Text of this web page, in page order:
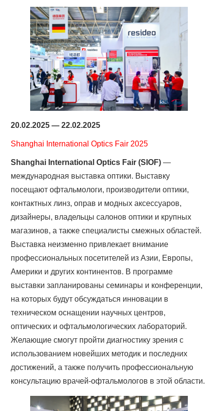
20.02.2025 — 22.02.2025
Shanghai International Optics Fair 2025
Shanghai International Optics Fair (SIOF) —
международная выставка оптики. Выставку
посещают офтальмологи, производители оптики,
контактных линз, оправ и модных аксессуаров,
дизайнеры, владельцы салонов оптики и крупных
магазинов, а также специалисты смежных областей.
Выставка неизменно привлекает внимание
профессиональных посетителей из Азии, Европы,
Америки и других континентов. В программе
выставки запланированы семинары и конференции,
на которых будут обсуждаться инновации в
техническом оснащении научных центров,
оптических и офтальмологических лабораторий.
Желающие смогут пройти диагностику зрения с
использованием новейших методик и последних
достижений, а также получить профессиональную
консультацию врачей-офтальмологов в этой области.